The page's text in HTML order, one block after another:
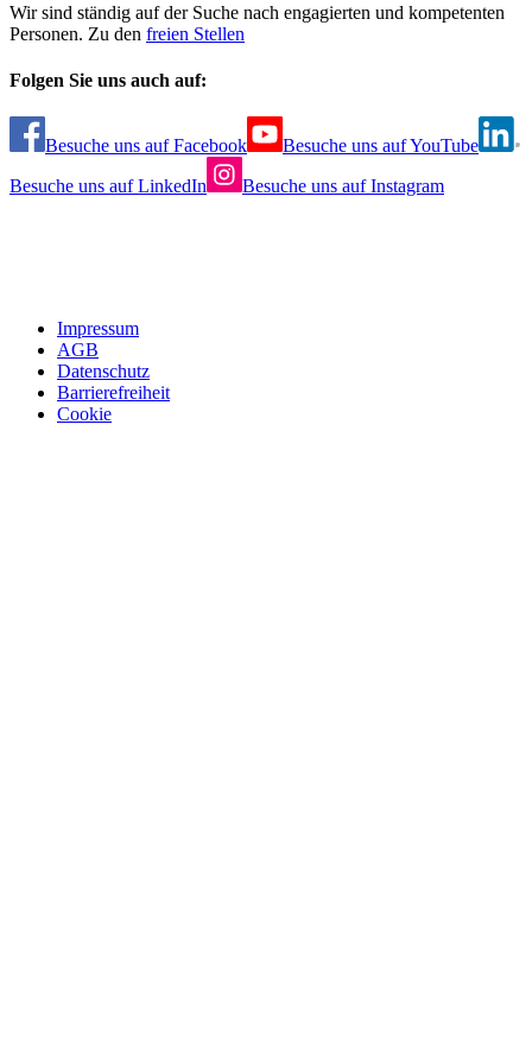
Wir sind ständig auf der Suche nach engagierten und kompetenten
Personen. Zu den freien Stellen
Folgen Sie uns auch auf:
Besuche uns auf Facebook
Besuche uns auf YouTube
Besuche uns auf LinkedIn
Besuche uns auf Instagram
Impressum
AGB
Datenschutz
Barrierefreiheit
Cookie